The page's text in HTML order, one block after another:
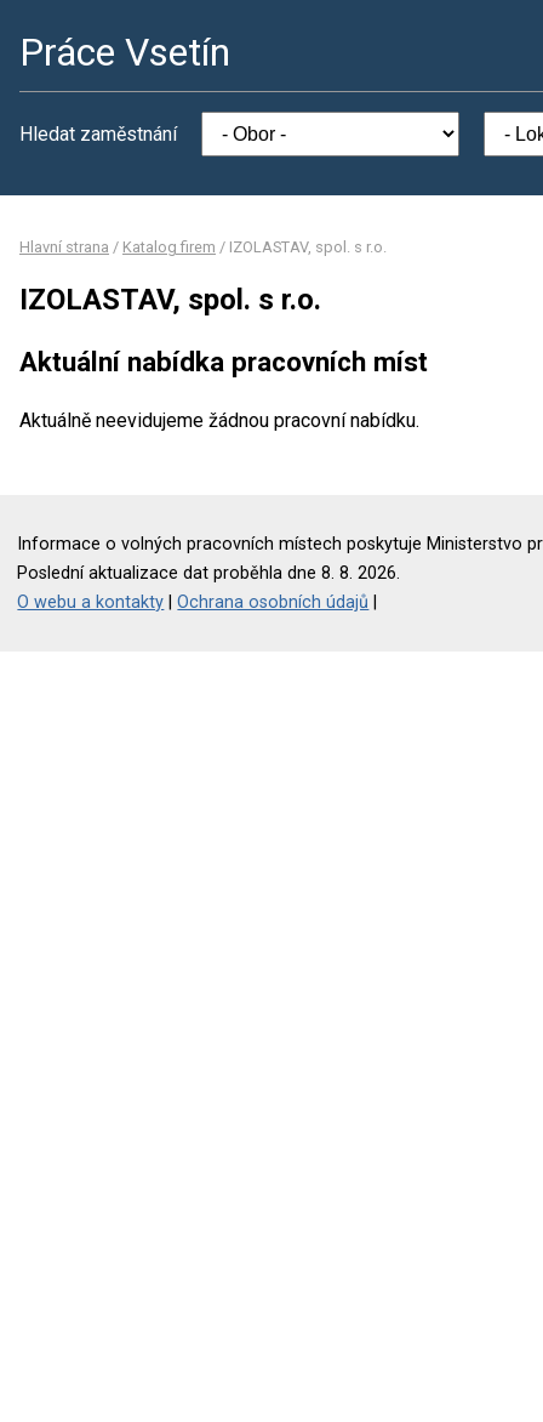
Práce Vsetín
Hledat zaměstnání
Hlavní strana / Katalog firem / IZOLASTAV, spol. s r.o.
IZOLASTAV, spol. s r.o.
Aktuální nabídka pracovních míst
Aktuálně neevidujeme žádnou pracovní nabídku.
Informace o volných pracovních místech poskytuje Ministerstvo
Poslední aktualizace dat proběhla dne 8. 8. 2026.
O webu a kontakty |Ochrana osobních údajů